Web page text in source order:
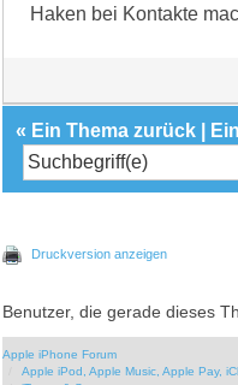
Haken bei Kontakte
« Ein Thema zurück
Druckversion anzeigen
Benutzer, die gerade dieses
Apple iPhone Forum
Apple iPod, Apple Music, Apple Pay,